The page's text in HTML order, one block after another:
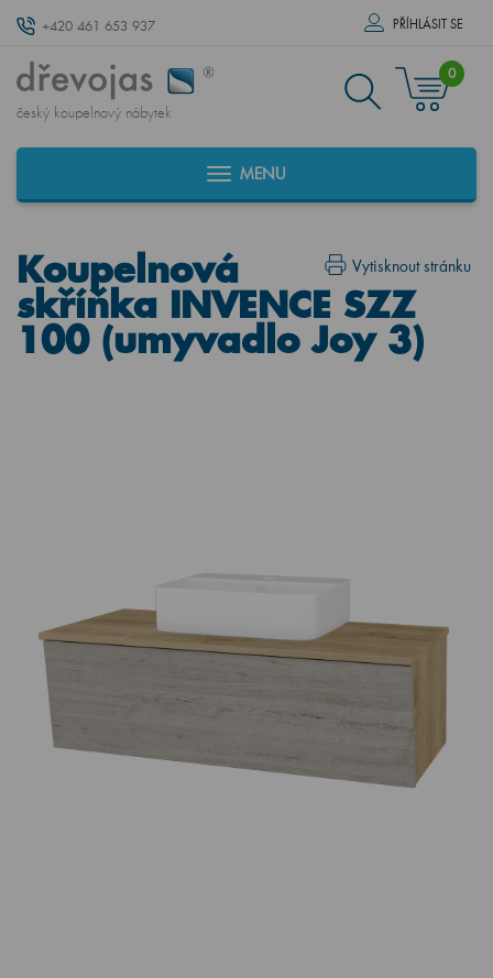
+420 461 653 937 PŘÍHLÁSIT SE
český koupelnový nábytek
0
MENU
Vytisknout stránku
Koupelnová
skříňka INVENCE SZZ
100 (umyvadlo Joy 3)